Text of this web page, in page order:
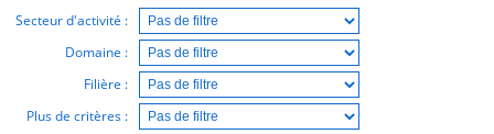
Secteur d'activité :
Domaine :
Filière :
Plus de critères :